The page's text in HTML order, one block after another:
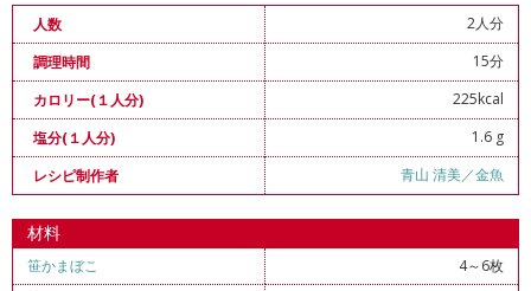
人数
2人分
調理時間
15分
カロリー(１人分)
225kcal
塩分(１人分)
1.6 g
レシピ制作者
青山 清美／金魚
材料
笹かまぼこ
4～6枚